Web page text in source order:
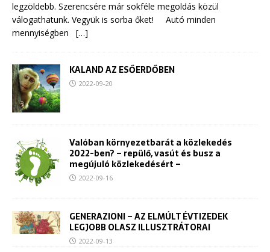
legzöldebb. Szerencsére már sokféle megoldás közül
válogathatunk. Vegyük is sorba őket! Autó minden
mennyiségben […]
KALAND AZ ESŐERDŐBEN
2022-09-20
Valóban környezetbarát a közlekedés
2022-ben? – repülő, vasút és busz a
megújuló közlekedésért –
2022-09-16
GENERAZIONI – AZ ELMÚLT ÉVTIZEDEK
LEGJOBB OLASZ ILLUSZTRÁTORAI
2022-09-13